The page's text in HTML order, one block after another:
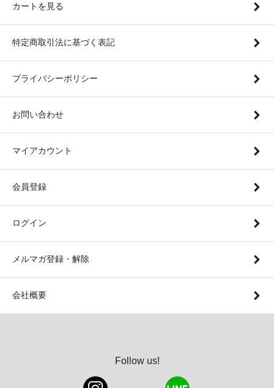
カートを見る
特定商取引法に基づく表記
プライバシーポリシー
お問い合わせ
マイアカウント
会員登録
ログイン
メルマガ登録・解除
会社概要
Follow us!